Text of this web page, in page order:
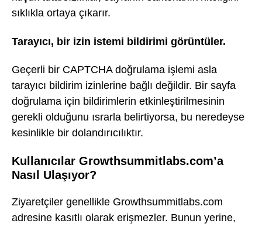
sıklıkla ortaya çıkarır.
Tarayıcı, bir izin istemi bildirimi görüntüler.
Geçerli bir CAPTCHA doğrulama işlemi asla
tarayıcı bildirim izinlerine bağlı değildir. Bir sayfa
doğrulama için bildirimlerin etkinleştirilmesinin
gerekli olduğunu ısrarla belirtiyorsa, bu neredeyse
kesinlikle bir dolandırıcılıktır.
Kullanıcılar Growthsummitlabs.com’a
Nasıl Ulaşıyor?
Ziyaretçiler genellikle Growthsummitlabs.com
adresine kasıtlı olarak erişmezler. Bunun yerine,